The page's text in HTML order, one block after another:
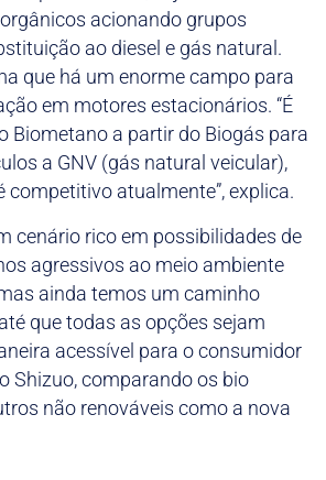
acionando grupos
ao diesel e gás natural.
que há um enorme campo para
em motores estacionários. “É
Biometano a partir do Biogás para
a GNV (gás natural veicular),
competitivo atualmente”, explica.
cenário rico em possibilidades de
agressivos ao meio ambiente
ainda temos um caminho
que todas as opções sejam
acessível para o consumidor
Shizuo, comparando os bio
não renováveis como a nova